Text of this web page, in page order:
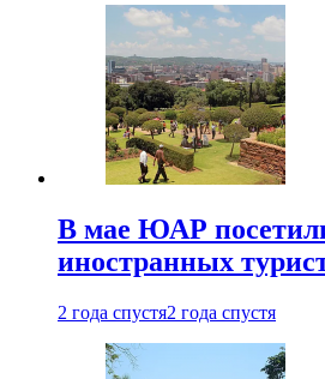
В мае ЮАР
иностранных
2 года спустя2 года спустя